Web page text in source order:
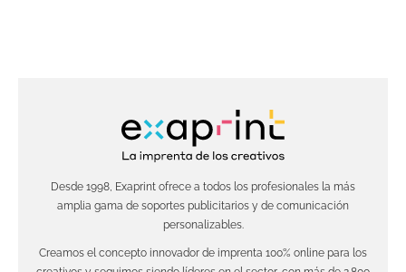
Desde 1998, Exaprint ofrece a todos los profesionales la más
amplia gama de soportes publicitarios y de comunicación
personalizables.
Creamos el concepto innovador de imprenta 100% online para los